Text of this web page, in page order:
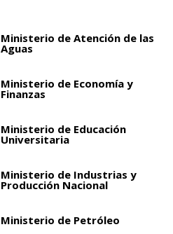
Ministerio de Atención de las
Aguas
Ministerio de Economía y
Finanzas
Ministerio de Educación
Universitaria
Ministerio de Industrias y
Producción Nacional
Ministerio de Petróleo